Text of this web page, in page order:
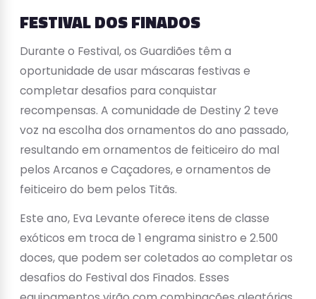
FESTIVAL DOS FINADOS
Durante o Festival, os Guardiões têm a
oportunidade de usar máscaras festivas e
completar desafios para conquistar
recompensas. A comunidade de Destiny 2 teve
voz na escolha dos ornamentos do ano passado,
resultando em ornamentos de feiticeiro do mal
pelos Arcanos e Caçadores, e ornamentos de
feiticeiro do bem pelos Titãs.
Este ano, Eva Levante oferece itens de classe
exóticos em troca de 1 engrama sinistro e 2.500
doces, que podem ser coletados ao completar os
desafios do Festival dos Finados. Esses